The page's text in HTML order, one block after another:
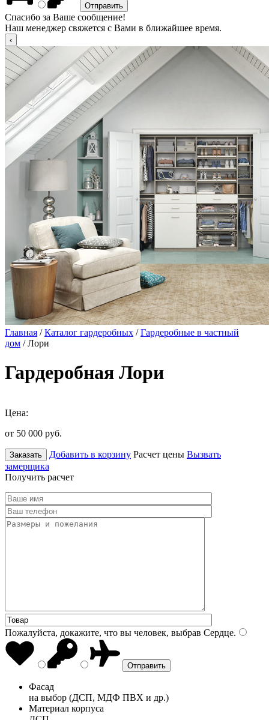
Спасибо за Ваше сообщение!
Наш менеджер свяжется с Вами в ближайшее время.
Главная /Каталог гардеробных /Гардеробные в частный
дом / Лори
Гардеробная Лори
Цена:
от 50 000 руб.
Заказать Добавить в корзину Расчет цены Вызвать
замерщика
Получить расчет
Пожалуйста, докажите, что вы человек, выбрав Сердце.
Фасад
на выбор (ДСП, МДФ ПВХ и др.)
Материал корпуса